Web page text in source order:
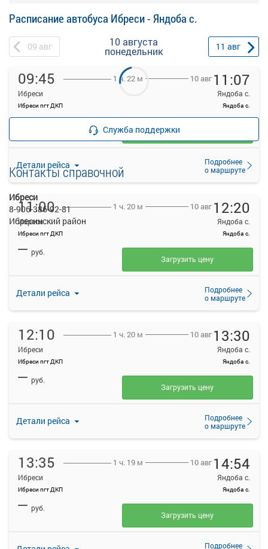
Расписание автобуса Ибреси - Яндоба с.
09 авг 10 августа
понедельник 11 авг
09:45
Ибреси
Ибреси пгт ДКП
1 ч. 22 м 10 авг 11:07
Яндоба с.
Яндоба с.
Детали рейса
Подробнее
о маршруте
—
Загрузить цену
11:00
Ибреси
Ибреси пгт ДКП
1 ч. 20 м 10 авг 12:20
Яндоба с.
Яндоба с.
Детали рейса
Подробнее
о маршруте
— руб.
Загрузить цену
12:10
Ибреси
Ибреси пгт ДКП
1 ч. 20 м 10 авг 13:30
Яндоба с.
Яндоба с.
Детали рейса
Подробнее
о маршруте
— руб.
Загрузить цену
13:35
Ибреси
Ибреси пгт ДКП
1 ч. 19 м 10 авг 14:54
Яндоба с.
Яндоба с.
Подробнее
— руб.
Загрузить цену
Служба поддержки
Контакты справочной
Ибреси
8-906-386-92-81
Ибресинский район